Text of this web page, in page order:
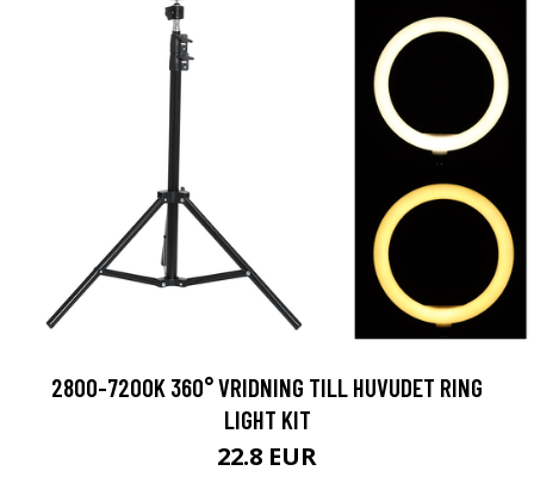
2800-7200K 360° VRIDNING TILL HUVUDET RING
LIGHT KIT
22.8 EUR